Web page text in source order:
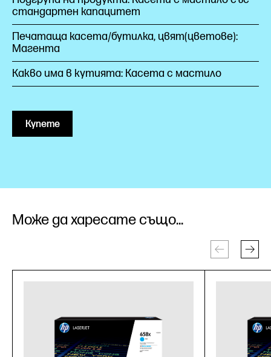
стандартен капацитет
Печатаща касета/бутилка, цвят(цветове):
Магента
Какво има в кутията: Касета с мастило
Купете
Може да харесате също...